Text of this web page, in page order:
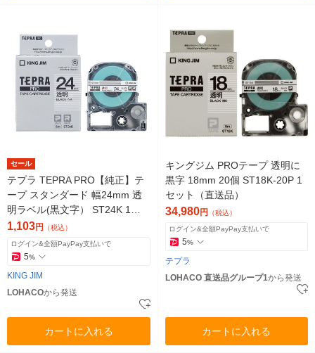
セール
テプラ TEPRA PRO【純正】テ
ープ スタンダード 幅24mm 透
明ラベル(黒文字） ST24K 1個
キングジム
1,103円 （税込）
ログイン&全額PayPay支払いで
5%
KING JIM
LOHACOから発送
カートに入れる
キングジム PROテープ 透明に
黒字 18mm 20個 ST18K-20P 1
セット（直送品）
34,980円 （税込）
ログイン&全額PayPay支払いで
5%
テプラ
LOHACO 直送品グループ1から発送
カートに入れる